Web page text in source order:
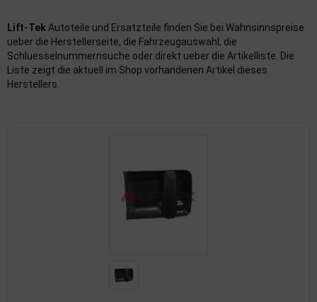
Lift-Tek Autoteile und Ersatzteile finden Sie bei Wahnsinnspreise
ueber die Herstellerseite, die Fahrzeugauswahl, die
Schluesselnummernsuche oder direkt ueber die Artikelliste. Die
Liste zeigt die aktuell im Shop vorhandenen Artikel dieses
Herstellers.